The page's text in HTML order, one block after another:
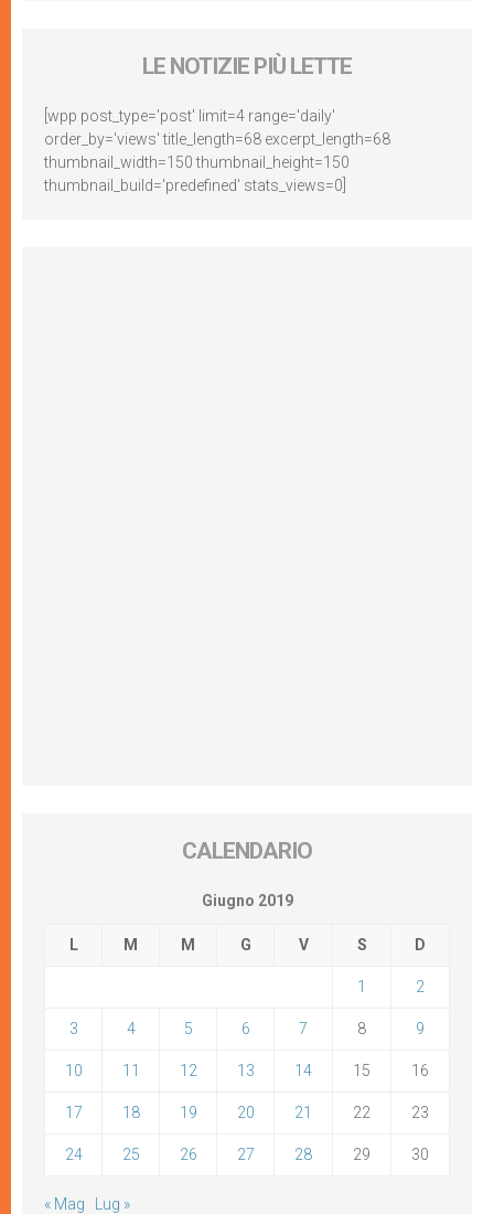
LE NOTIZIE PIÙ LETTE
[wpp post_type='post' limit=4 range='daily'
order_by='views' title_length=68 excerpt_length=68
thumbnail_width=150 thumbnail_height=150
thumbnail_build='predefined' stats_views=0]
CALENDARIO
Giugno 2019
L M M G V S D
1 2
3 4 5 6 7 8 9
10 11 12 13 14 15 16
17 18 19 20 21 22 23
24 25 26 27 28 29 30
« Mag Lug »